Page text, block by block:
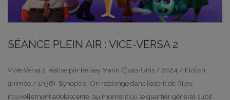
SÉANCE PLEIN AIR : VICE-VERSA 2
Vice-Versa 2 réalisé par Kelsey Mann (États-Unis / 2024 / Fiction
animée / 1h36). Synopsis : On replonge dans l’esprit de Riley,
nouvellement adolescente, au moment où le quartier général subit